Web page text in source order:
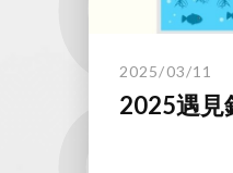
2025/03/11
2025遇見